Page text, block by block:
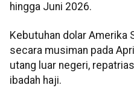
hingga Juni 2026.
Kebutuhan dolar Amerika
secara musiman pada
utang luar negeri,
ibadah haji.